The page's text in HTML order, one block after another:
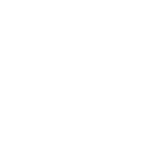
da política de
na imaxe: